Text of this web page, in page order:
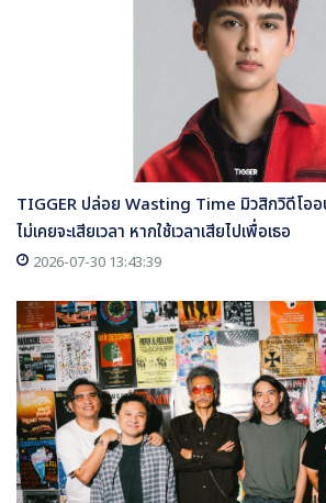
TIGGER ปล่อย Wasting Time มิวสิกวิดีโอ
ไม่เคยจะเสียเวลา หากใช้เวลาเสียไปเพื่อเธอ
2026-07-30 13:43:39